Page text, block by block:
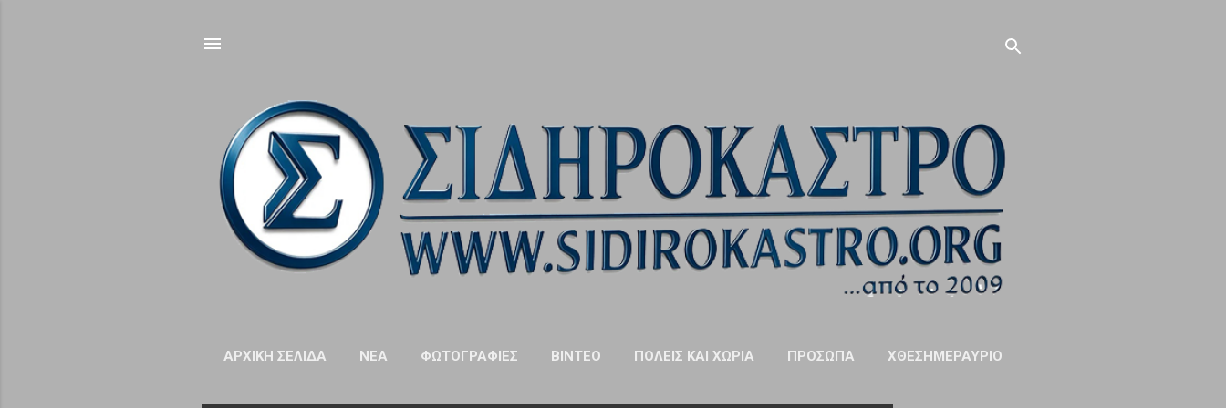
ΑΡΧΙΚΉ ΣΕΛΊΔΑ NΈΑ ΦΩΤΟΓΡΑΦΊΕΣ ΒΊΝΤΕΟ ΠΌΛΕΙΣ ΚΑΙ ΧΩΡΙΆ ΠΡΌΣΩΠΑ ΧΘΕΣΗΜΕΡΑΥΡΙΟ